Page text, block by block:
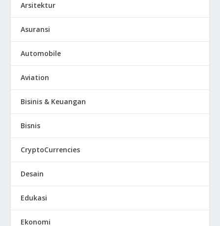
Arsitektur
Asuransi
Automobile
Aviation
Bisinis & Keuangan
Bisnis
CryptoCurrencies
Desain
Edukasi
Ekonomi